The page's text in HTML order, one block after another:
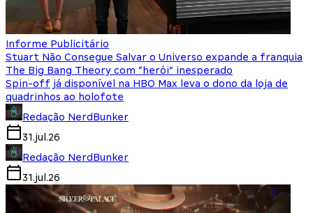
Informe Publicitário
Stuart Não Consegue Salvar o Universo expande a franquia
The Big Bang Theory com “herói” inesperado
Spin-off já disponível na HBO Max leva o dono da loja de
quadrinhos ao holofote
Redação NerdBunker
31.jul.26
Redação NerdBunker
31.jul.26